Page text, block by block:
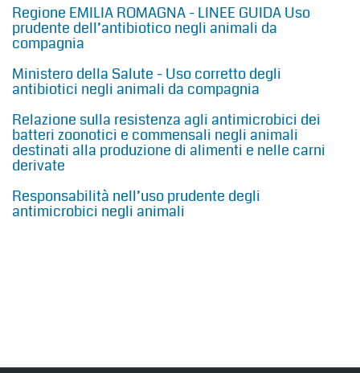
Regione EMILIA ROMAGNA - LINEE GUIDA Uso
prudente dell’antibiotico negli animali da
compagnia
Ministero della Salute - Uso corretto degli
antibiotici negli animali da compagnia
Relazione sulla resistenza agli antimicrobici dei
batteri zoonotici e commensali negli animali
destinati alla produzione di alimenti e nelle carni
derivate
Responsabilità nell’uso prudente degli
antimicrobici negli animali